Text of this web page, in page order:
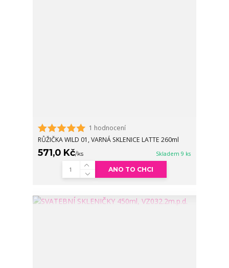
1 hodnocení
RŮŽIČKA WILD 01, VARNÁ SKLENICE LATTE 260ml
571,0 Kč/ks Skladem 9 ks
ANO TO CHCI